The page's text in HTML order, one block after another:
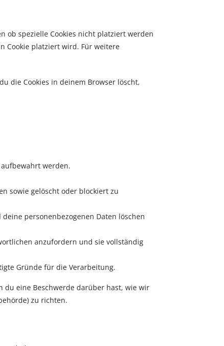
ob spezielle Cookies nicht platziert werden
Cookie platziert wird. Für weitere
die Cookies in deinem Browser löscht,
werden.
sowie gelöscht oder blockiert zu
personenbezogenen Daten löschen
anzufordern und sie vollständig
Gründe für die Verarbeitung.
du eine Beschwerde darüber hast, wie wir
zu richten.